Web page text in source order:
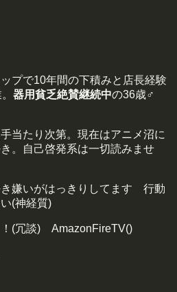
プで10年間の下積みと店長経験
器用貧乏絶賛継続中の36歳♂
当たり次第。現在はアニメ沼に
。自己啓発系は一切読みませ
嫌いがはっきりしてます 行動
(神経質)
！(冗談) AmazonFireTV()